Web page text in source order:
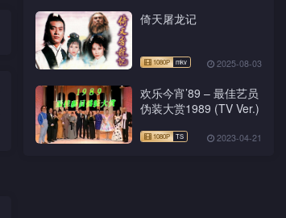
倚天屠龙记
2025-08-03
欢乐今宵’89 – 最佳艺员
伪装大赏1989 (TV Ver.)
2023-04-21